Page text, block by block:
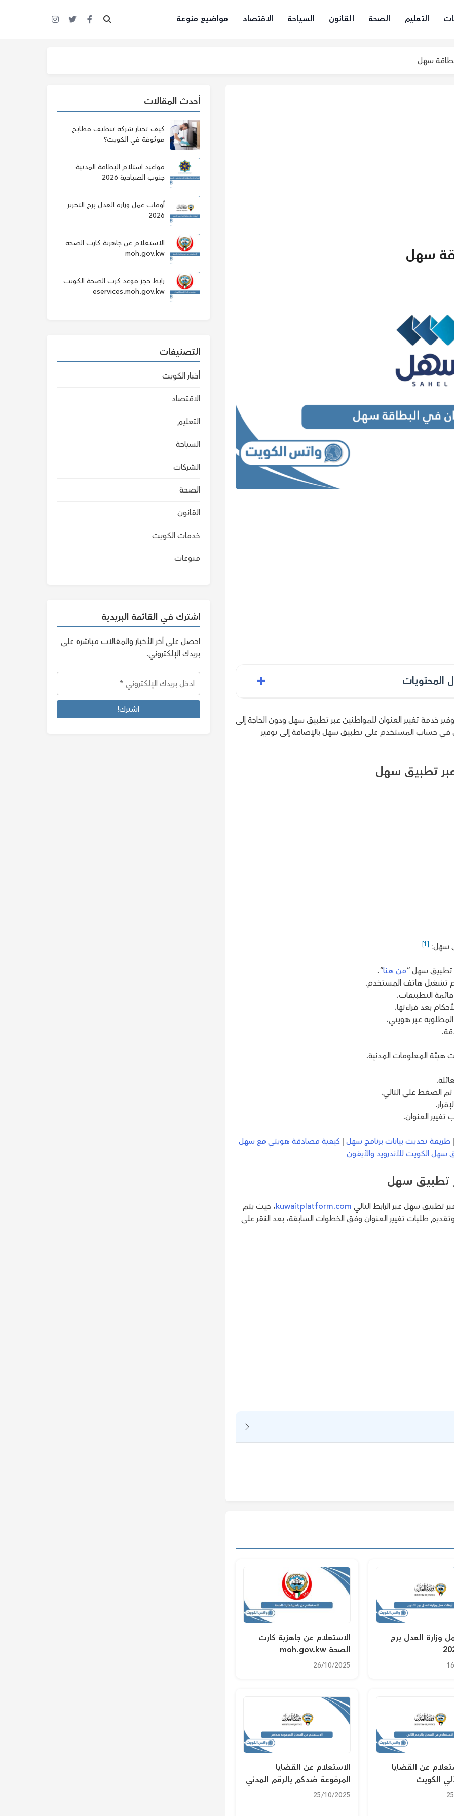
التعليم الصحة القانون السياحة الاقتصاد مواضيع منوعة
سهل
سهل
المحتويات +
خدمة تغيير العنوان للمواطنين عبر تطبيق سهل ودون الحاجة إلى
حساب المستخدم على تطبيق سهل بالإضافة إلى توفير
تطبيق سهل
سهل: [1]
تطبيق سهل “من هنا“.
تشغيل هاتف المستخدم.
التطبيقات.
بعد قراءتها.
عبر هويتي.
هيئة المعلومات المدنية.
الضغط على التالي.
العنوان.
طريقة تحديث بيانات برنامج سهل | كيفية مصادقة هويتي مع سهل
الكويت للأندرويد والآيفون
تطبيق سهل
تطبيق سهل عبر الرابط التالي kuwaitplatform.com، حيث يتم
طلبات تغيير العنوان وفق الخطوات السابقة، بعد النقر على
وزارة العدل برج
الاستعلام عن جاهزية كارت
الصحة moh.gov.kw
26/10/2025
عن القضايا
الكويت
الاستعلام عن القضايا
المرفوعة ضدكم بالرقم المدني
25/10/2025
أحدث المقالات
كيف تختار شركة تنظيف مطابخ
موثوقة في الكويت؟
مواعيد استلام البطاقة المدنية
جنوب الصباحية 2026
أوقات عمل وزارة العدل برج التحرير
2026
الاستعلام عن جاهزية كارت الصحة
moh.gov.kw
رابط حجز موعد كرت الصحة الكويت
eservices.moh.gov.kw
التصنيفات
أخبار الكويت
الاقتصاد
التعليم
السياحة
الشركات
الصحة
القانون
خدمات الكويت
منوعات
اشترك في القائمة البريدية
احصل على آخر الأخبار والمقالات مباشرة على
بريدك الإلكتروني.